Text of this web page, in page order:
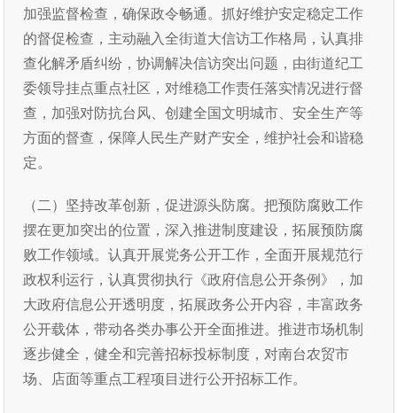
加强监督检查，确保政令畅通。抓好维护安定稳定工作
的督促检查，主动融入全街道大信访工作格局，认真排
查化解矛盾纠纷，协调解决信访突出问题，由街道纪工
委领导挂点重点社区，对维稳工作责任落实情况进行督
查，加强对防抗台风、创建全国文明城市、安全生产等
方面的督查，保障人民生产财产安全，维护社会和谐稳
定。
（二）坚持改革创新，促进源头防腐。把预防腐败工作
摆在更加突出的位置，深入推进制度建设，拓展预防腐
败工作领域。认真开展党务公开工作，全面开展规范行
政权利运行，认真贯彻执行《政府信息公开条例》，加
大政府信息公开透明度，拓展政务公开内容，丰富政务
公开载体，带动各类办事公开全面推进。推进市场机制
逐步健全，健全和完善招标投标制度，对南台农贸市
场、店面等重点工程项目进行公开招标工作。